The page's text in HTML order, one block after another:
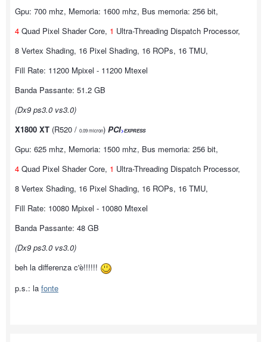
Gpu: 700 mhz, Memoria: 1600 mhz, Bus memoria: 256 bit,
4 Quad Pixel Shader Core, 1 Ultra-Threading Dispatch Processor,
8 Vertex Shading, 16 Pixel Shading, 16 ROPs, 16 TMU,
Fill Rate: 11200 Mpixel - 11200 Mtexel
Banda Passante: 51.2 GB
(Dx9 ps3.0 vs3.0)
X1800 XT (R520 / 0.09 micron) PCI>EXPRESS
Gpu: 625 mhz, Memoria: 1500 mhz, Bus memoria: 256 bit,
4 Quad Pixel Shader Core, 1 Ultra-Threading Dispatch Processor,
8 Vertex Shading, 16 Pixel Shading, 16 ROPs, 16 TMU,
Fill Rate: 10080 Mpixel - 10080 Mtexel
Banda Passante: 48 GB
(Dx9 ps3.0 vs3.0)
beh la differenza c'è!!!!!!
p.s.: la fonte